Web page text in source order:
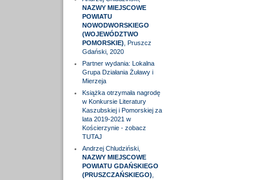
NAZWY MIEJSCOWE
POWIATU
NOWODWORSKIEGO
(WOJEWÓDZTWO
POMORSKIE) , Pruszcz
Gdański, 2020
Partner wydania: Lokalna
Grupa Działania Żuławy i
Mierzeja
Książka otrzymała nagrodę
w Konkursie Literatury
Kaszubskiej i Pomorskiej za
lata 2019-2021 w
Kościerzynie - zobacz
TUTAJ
Andrzej Chludziński,
NAZWY MIEJSCOWE
POWIATU GDAŃSKIEGO
(PRUSZCZAŃSKIEGO)